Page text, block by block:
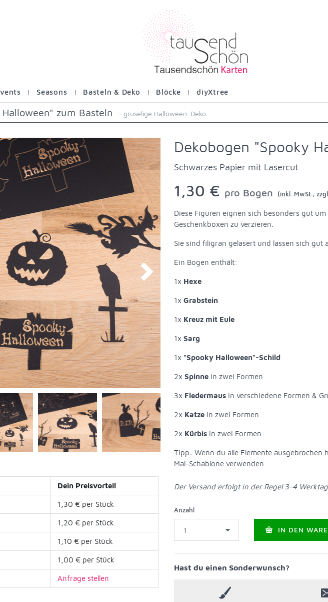
Seasons Basteln & Deko Blöcke diyXtree
Halloween" zum Basteln - gruselige Halloween-Deko
Dein Preisvorteil
1,30 € per Stück
1,20 € per Stück
1,10 € per Stück
1,00 € per Stück
Anfrage stellen
Dekobogen "Spooky
Schwarzes Papier mit Lasercut
1,30 € pro Bogen (inkl. MwSt.,
Diese Figuren eignen sich besonders gut
Geschenkboxen zu verzieren.
Sie sind filigran gelasert und lassen sich gut
Ein Bogen enthält:
1x Hexe
1x Grabstein
1x Kreuz mit Eule
1x Sarg
1x "Spooky Halloween"-Schild
2x Spinnein zwei Formen
3x Fledermausin verschiedene Formen &
2x Katzein zwei Formen
2x Kürbisin zwei Formen
Tipp: Wenn du alle Elemente ausgebrochen
Mal-Schablone verwenden.
Der Versand erfolgt in der Regel 3-4
Anzahl
IN DEN
Hast du einen Sonderwunsch?